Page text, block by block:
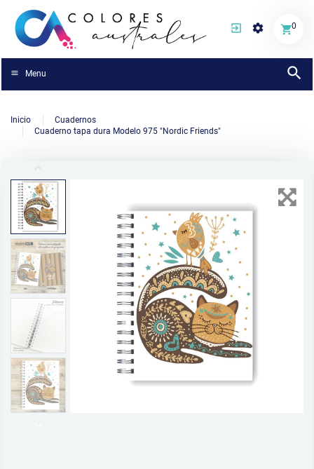
0
Menu
Inicio
Cuadernos
Cuaderno tapa dura Modelo 975 "Nordic Friends"